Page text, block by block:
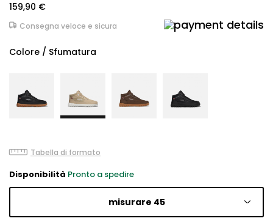
159,90 €
Consegna veloce e sicura
Colore / Sfumatura
Tabella di formato
Disponibilità Pronto a spedire
misurare 45